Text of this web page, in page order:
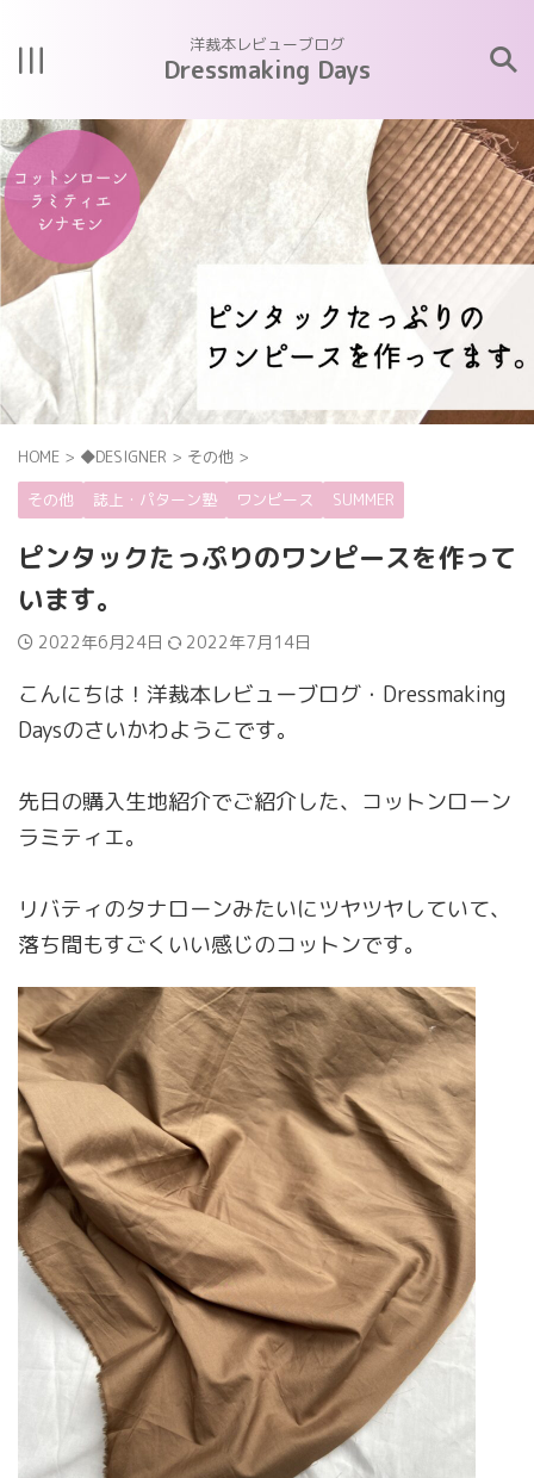
洋裁本レビューブログ
Dressmaking Days
HOME > ◆DESIGNER > その他 >
その他
誌上・パターン塾 ワンピース SUMMER
ピンタックたっぷりのワンピースを作って
います。
2022年6月24日 2022年7月14日
こんにちは！洋裁本レビューブログ・Dressmaking
Daysのさいかわようこです。
先日の購入生地紹介でご紹介した、コットンローン
ラミティエ。
リバティのタナローンみたいにツヤツヤしていて、
落ち間もすごくいい感じのコットンです。